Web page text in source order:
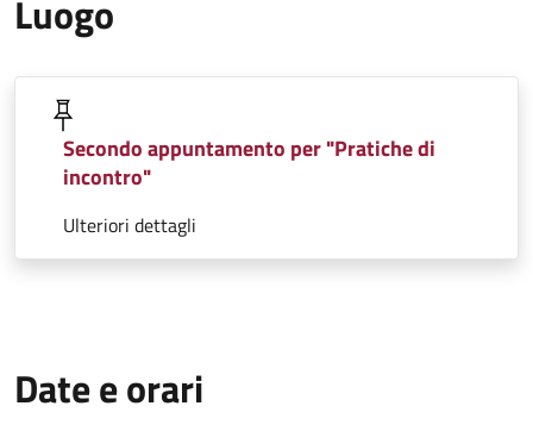
Luogo
Secondo appuntamento per "Pratiche di
incontro"
Ulteriori dettagli
Date e orari